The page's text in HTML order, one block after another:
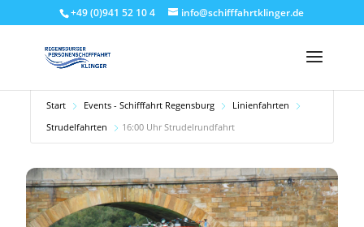
+49 (0)941 52 10 4 info@schifffahrtklinger.de
Start Events - Schifffahrt Regensburg
Linienfahrten
Strudelfahrten
16:00 Uhr Strudelrundfahrt